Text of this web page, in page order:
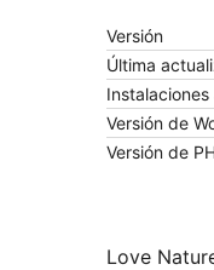
Versión
Última
Versión de
Versión de
Love